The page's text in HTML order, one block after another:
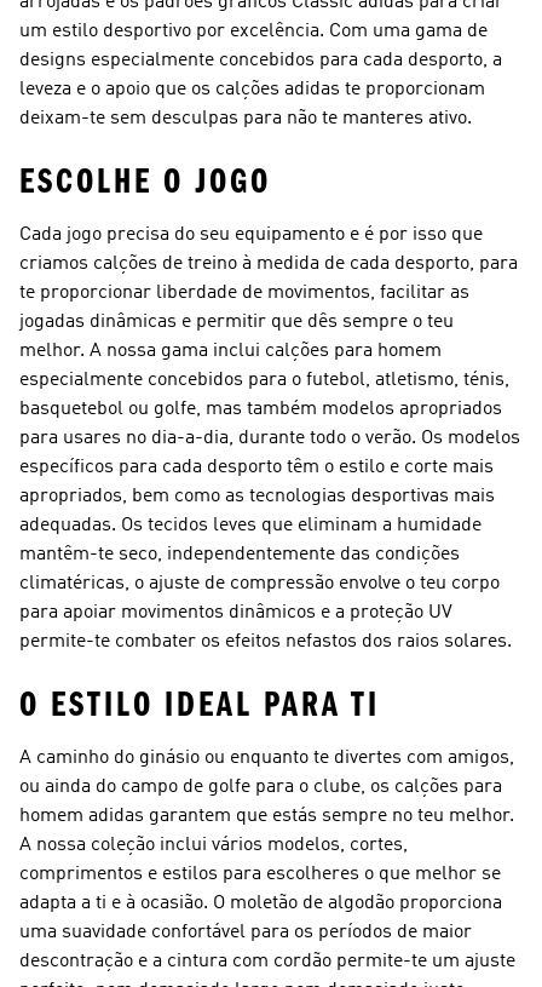
um estilo desportivo por excelência. Com uma gama de
designs especialmente concebidos para cada desporto, a
leveza e o apoio que os calções adidas te proporcionam
deixam-te sem desculpas para não te manteres ativo.
ESCOLHE O JOGO
Cada jogo precisa do seu equipamento e é por isso que
criamos calções de treino à medida de cada desporto, para
te proporcionar liberdade de movimentos, facilitar as
jogadas dinâmicas e permitir que dês sempre o teu
melhor. A nossa gama inclui calções para homem
especialmente concebidos para o futebol, atletismo, ténis,
basquetebol ou golfe, mas também modelos apropriados
para usares no dia-a-dia, durante todo o verão. Os modelos
específicos para cada desporto têm o estilo e corte mais
apropriados, bem como as tecnologias desportivas mais
adequadas. Os tecidos leves que eliminam a humidade
mantêm-te seco, independentemente das condições
climatéricas, o ajuste de compressão envolve o teu corpo
para apoiar movimentos dinâmicos e a proteção UV
permite-te combater os efeitos nefastos dos raios solares.
O ESTILO IDEAL PARA TI
A caminho do ginásio ou enquanto te divertes com amigos,
ou ainda do campo de golfe para o clube, os calções para
homem adidas garantem que estás sempre no teu melhor.
A nossa coleção inclui vários modelos, cortes,
comprimentos e estilos para escolheres o que melhor se
adapta a ti e à ocasião. O moletão de algodão proporciona
uma suavidade confortável para os períodos de maior
descontração e a cintura com cordão permite-te um ajuste